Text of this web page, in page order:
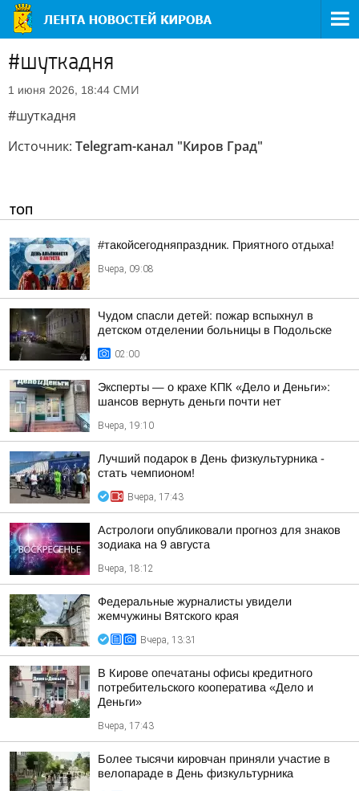
#шуткадня
1 июня 2026, 18:44 СМИ
#шуткадня
Источник: Telegram-канал "Киров Град"
ТОП
#такойсегодняпраздник. Приятного отдыха!
Вчера, 09:08
Чудом спасли детей: пожар вспыхнул в
детском отделении больницы в Подольске
02:00
Эксперты — о крахе КПК «Дело и Деньги»:
шансов вернуть деньги почти нет
Вчера, 19:10
Лучший подарок в День физкультурника -
стать чемпионом!
Вчера, 17:43
Астрологи опубликовали прогноз для знаков
зодиака на 9 августа
Вчера, 18:12
Федеральные журналисты увидели
жемчужины Вятского края
Вчера, 13:31
В Кирове опечатаны офисы кредитного
потребительского кооператива «Дело и
Деньги»
Вчера, 17:43
Более тысячи кировчан приняли участие в
велопараде в День физкультурника